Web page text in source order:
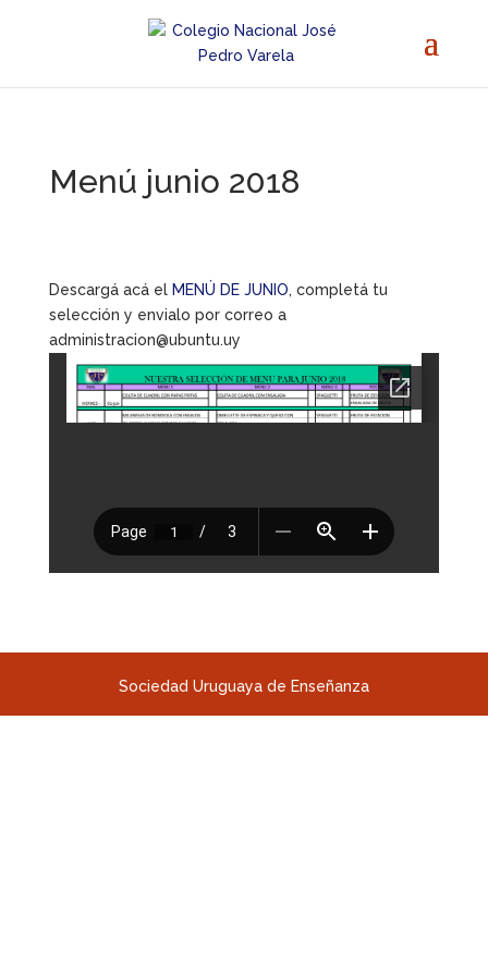
Menú junio 2018
Descargá acá el MENÚ DE JUNIO, completá tu
selección y envialo por correo a
administracion@ubuntu.uy
Sociedad Uruguaya de Enseñanza